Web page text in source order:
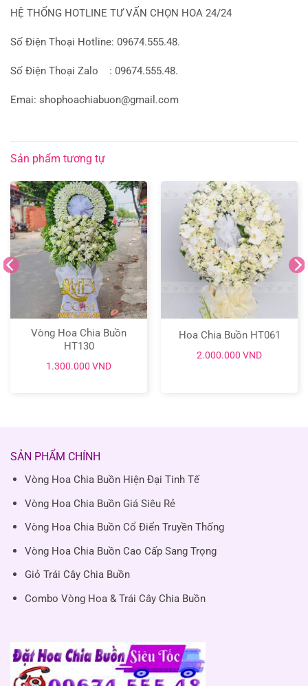
HỆ THỐNG HOTLINE TƯ VẤN CHỌN HOA 24/24
Số Điện Thoại Hotline: 09674.555.48.
Số Điện Thoại Zalo : 09674.555.48.
Emai: shophoachiabuon@gmail.com
Sản phẩm tương tự
Vòng Hoa Chia Buồn
HT130
1.300.000 VND
Hoa Chia Buồn HT061
2.000.000 VND
SẢN PHẨM CHÍNH
Vòng Hoa Chia Buồn Hiện Đại Tinh Tế
Vòng Hoa Chia Buồn Giá Siêu Rẻ
Vòng Hoa Chia Buồn Cổ Điển Truyền Thống
Vòng Hoa Chia Buồn Cao Cấp Sang Trọng
Giỏ Trái Cây Chia Buồn
Combo Vòng Hoa & Trái Cây Chia Buồn